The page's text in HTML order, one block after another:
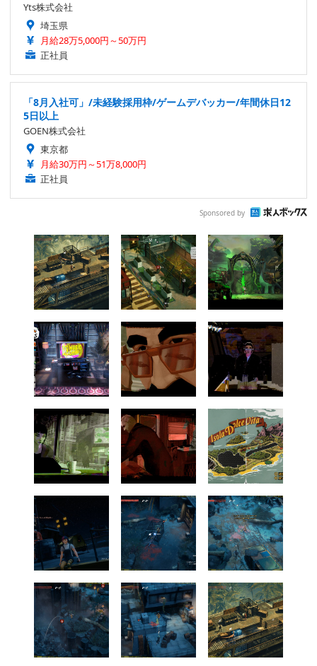
Yts株式会社
埼玉県
月給28万5,000円～50万円
正社員
「8月入社可」/未経験採用枠/ゲームデバッカー/年間休日12
5日以上
GOEN株式会社
東京都
月給30万円～51万8,000円
正社員
Sponsored by